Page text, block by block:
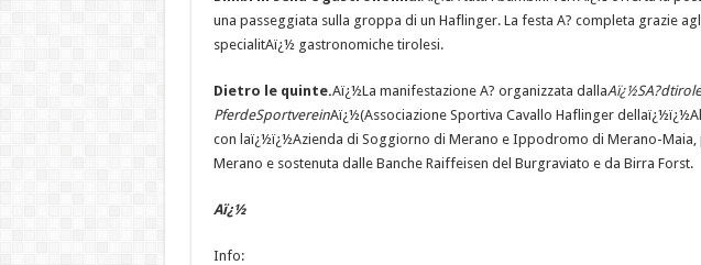
una passeggiata sulla groppa di un Haflinger. La festa A? completa grazie
specialitAï¿½ gastronomiche tirolesi.
Dietro le quinte.Aï¿½La manifestazione A? organizzata dalla
PferdeSportvereinAï¿½(Associazione Sportiva Cavallo Haflinger
con laï¿½ï¿½Azienda di Soggiorno di Merano e Ippodromo di Merano-Maia,
Merano e sostenuta dalle Banche Raiffeisen del Burgraviato e da Birra Forst.
Aï¿½
Info: